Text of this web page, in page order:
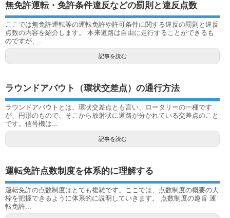
無免許運転・免許条件違反などの罰則と違反点数
ここでは無免許運転等の運転免許や許可条件に関する違反の罰則と違反
点数の内容を紹介します。 本来道路は自由に走行することができるも
のですが、...
記事を読む
ラウンドアバウト（環状交差点）の通行方法
ラウンドアバウトとは、環状交差点とも言い、ロータリーの一種です
が、円形のもので、そこから放射状に道路が分かれている交差点のこと
です。信号機は...
記事を読む
運転免許点数制度を体系的に理解する
運転免許の点数制度はとても複雑です。ここでは、点数制度の概要の大
枠を把握できるように体系的に説明していきます。 点数制度の趣旨 運
転免許...